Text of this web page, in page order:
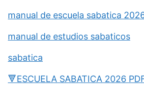
manual de escuela sabatica
manual de estudios sabaticos
sabatica
🔻ESCUELA SABATICA 2026